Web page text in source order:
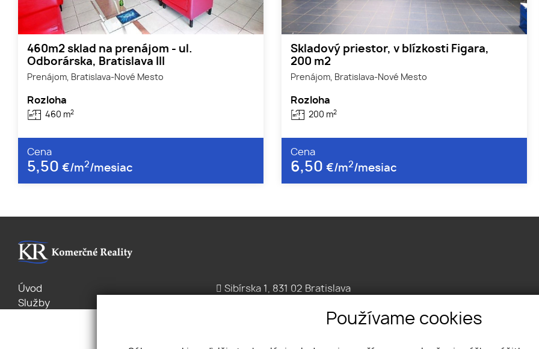
460m2 sklad na prenájom - ul.
Odborárska, Bratislava III
Prenájom, Bratislava-Nové Mesto
Rozloha
460 m2
Cena
5,50 €/m2/mesiac
Skladový priestor, v blízkosti Figara,
200 m2
Prenájom, Bratislava-Nové Mesto
Rozloha
200 m2
Cena
6,50 €/m2/mesiac
Úvod
Služby
Sibírska 1, 831 02 Bratislava
Používame cookies